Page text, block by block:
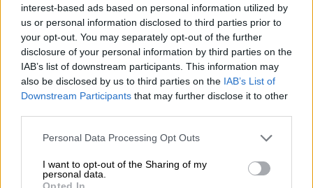
interest-based ads based on personal information utilized by
us or personal information disclosed to third parties prior to
your opt-out. You may separately opt-out of the further
disclosure of your personal information by third parties on the
IAB’s list of downstream participants. This information may
also be disclosed by us to third parties on the IAB’s List of
Downstream Participants that may further disclose it to other
Please note that this website/app uses one or more Google
not limited to your visit or usage behaviour. You may click to
grant or deny consent to Google and its third-party tags to
Personal Data Processing Opt Outs
I want to opt-out of the Sharing of my
personal data.
Opted In
Αυξημένος κίνδυνος πυρκαγιών
σήμερα – Ποιες περιοχές βρίσκονται
στο «κόκκινο»
Από τοΣούνιοέως τηςΑκρόπολη, την
Κύπρο, την Αμερικήκαι τηνΤουρκία
, διεθνής
εντυπωσιακή χθεςΠανσέληνοπου φώτισε